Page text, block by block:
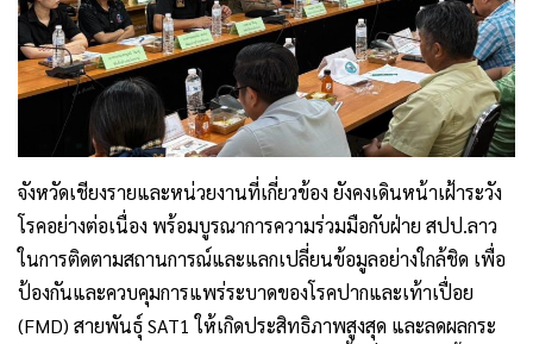
จังหวัดเชียงรายและหน่วยงานที่เกี่ยวข้อง ยังคงเดินหน้าเฝ้าระวัง
โรคอย่างต่อเนื่อง พร้อมบูรณาการความร่วมมือกับฝ่าย สปป.ลาว
ในการติดตามสถานการณ์และแลกเปลี่ยนข้อมูลอย่างใกล้ชิด เพื่อ
ป้องกันและควบคุมการแพร่ระบาดของโรคปากและเท้าเปื่อย
(FMD) สายพันธุ์ SAT1 ให้เกิดประสิทธิภาพสูงสุด และลดผลกระ